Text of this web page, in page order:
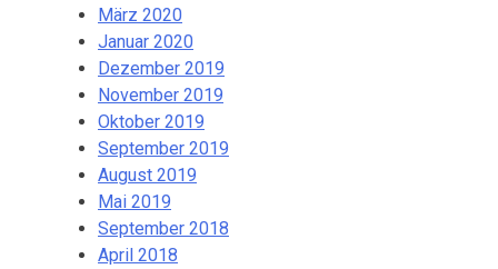
März 2020
Januar 2020
Dezember 2019
November 2019
Oktober 2019
September 2019
August 2019
Mai 2019
September 2018
April 2018